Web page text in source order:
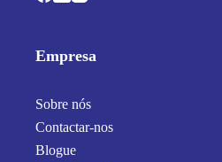
Empresa
Sobre nós
Contactar-nos
Blogue